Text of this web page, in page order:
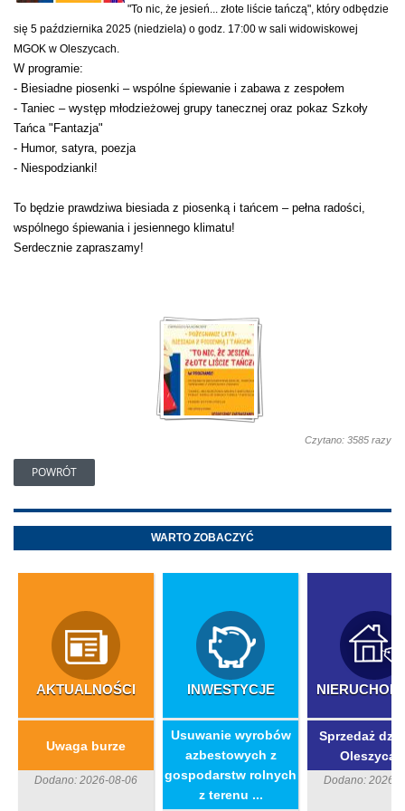
"To nic, że jesień... złote liście tańczą", który odbędzie
się 5 października 2025 (niedziela) o godz. 17:00 w sali widowiskowej
MGOK w Oleszycach.
W programie:
- Biesiadne piosenki – wspólne śpiewanie i zabawa z zespołem
- Taniec – występ młodzieżowej grupy tanecznej oraz pokaz Szkoły
Tańca "Fantazja"
- Humor, satyra, poezja
- Niespodzianki!
To będzie prawdziwa biesiada z piosenką i tańcem – pełna radości,
wspólnego śpiewania i jesiennego klimatu!
Serdecznie zapraszamy!
Czytano: 3585 razy
POWRÓT
WARTO ZOBACZYĆ
AKTUALNOŚCI
Uwaga burze
Dodano: 2026-08-06
INWESTYCJE
​Usuwanie wyrobów
azbestowych z
gospodarstw rolnych
z terenu ...
Sprzedaż
Dodano: 2026-